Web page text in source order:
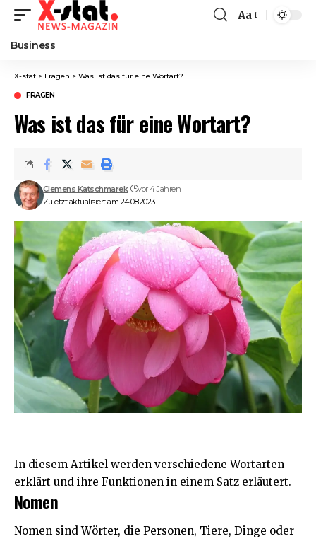
Font
Aa
Business
X-stat > Fragen > Was ist das für eine Wortart?
FRAGEN
Was ist das für eine Wortart?
Zuletzt aktualisiert am 24.08.2023
Clemens Katschmarek vor 4 Jahren
In diesem Artikel werden verschiedene Wortarten
erklärt und ihre Funktionen in einem Satz erläutert.
Nomen
Nomen sind Wörter, die Personen, Tiere, Dinge oder